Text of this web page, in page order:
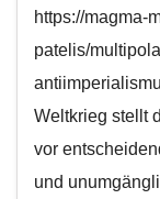
https://magma-
patelis/
Weltkrieg stellt
vor
und